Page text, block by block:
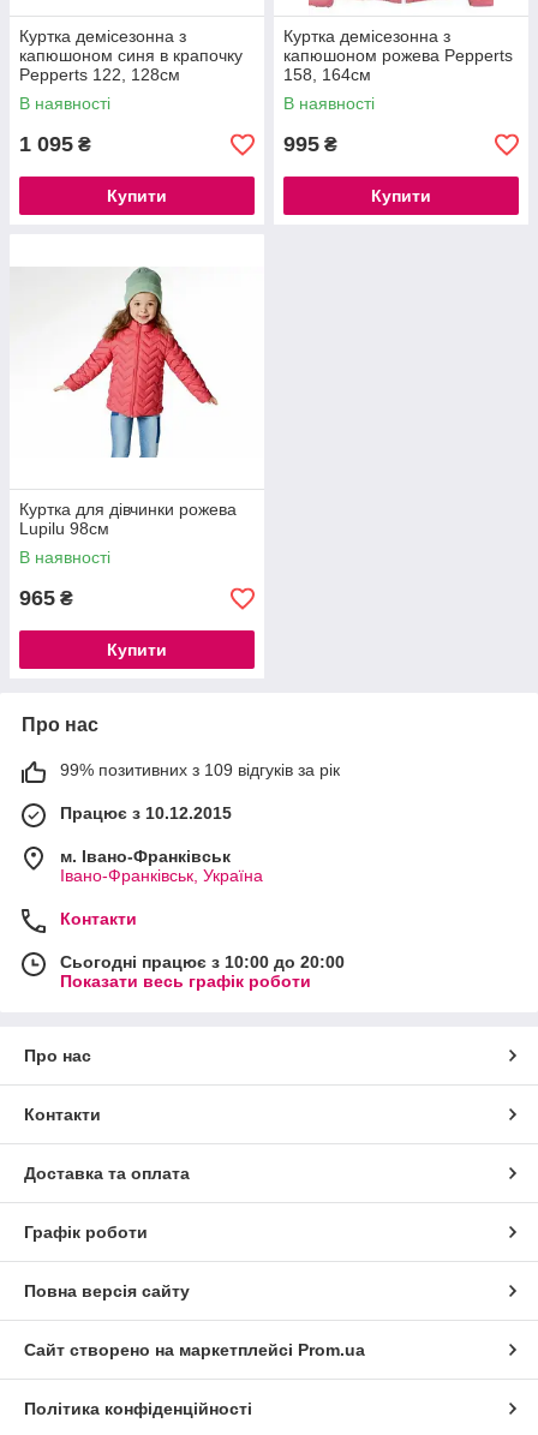
Куртка демісезонна з
капюшоном синя в крапочку
Pepperts 122, 128см
В наявності
1 095 ₴
Купити
Куртка демісезонна з
капюшоном рожева Pepperts
158, 164см
В наявності
995 ₴
Купити
Куртка для дівчинки рожева
Lupilu 98см
В наявності
965 ₴
Купити
Про нас
99% позитивних з 109 відгуків за рік
Працює з 10.12.2015
м. Івано-Франківськ
Івано-Франківськ, Україна
Контакти
Сьогодні працює з 10:00 до 20:00
Показати весь графік роботи
Про нас
Контакти
Доставка та оплата
Графік роботи
Повна версія сайту
Сайт створено на маркетплейсі Prom.ua
Політика конфіденційності